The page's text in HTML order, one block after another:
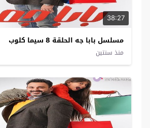
38:27
مسلسل بابا جه الحلقة 8 سيما كلوب
منذ سنتين